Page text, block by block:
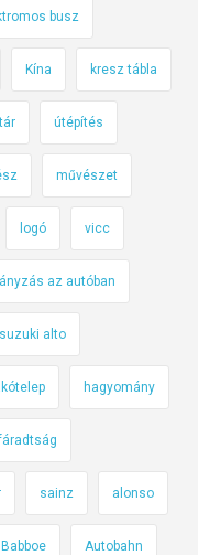
busz
Kína kresz tábla
útépítés
művészet
logó vicc
az autóban
suzuki alto
hagyomány
sainz alonso
Babboe Autobahn